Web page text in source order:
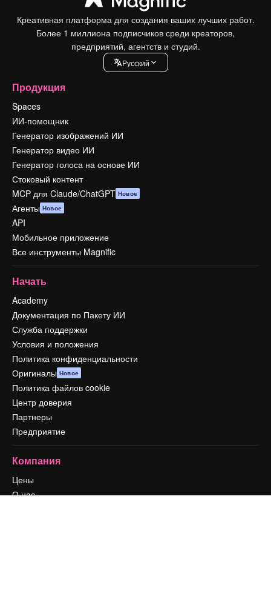
Креативная платформа для создания ваших лучших работ.
Более 1 миллиона подписчиков среди креаторов,
предприятий, агентств и студий.
Pусский
Продукция
Spaces
ИИ-помощник
Генератор изображений ИИ
Генератор видео ИИ
Генератор голоса на основе ИИ
Стоковый контент
MCP для Claude/ChatGPT Новое
Агенты Новое
API
Мобильное приложение
Все инструменты Magnific
Начать
Academy
Документация по Пакету ИИ
Служба поддержки
Условия и положения
Политика конфиденциальности
Оригиналы Новое
Политика файлов cookie
Центр доверия
Партнеры
Предприятие
Компания
Цены
О нас